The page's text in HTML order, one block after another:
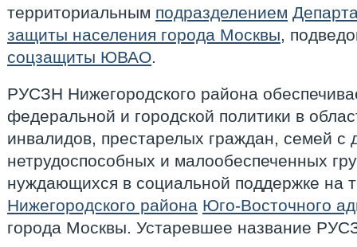
территориальным подразделением
защиты населения города Москвы,
соцзащиты ЮВАО.
РУСЗН Нижегородского района
федеральной и городской политики в
инвалидов, престарелых граждан, семей с
нетрудоспособных и малообеспеченных
нуждающихся в социальной поддержке на
Нижегородского района Юго-Восточного
города Москвы. Устаревшее название